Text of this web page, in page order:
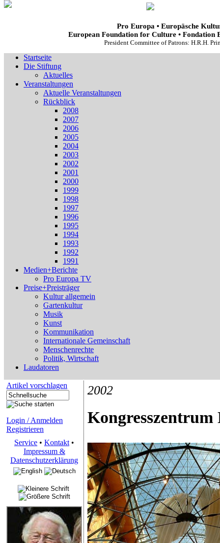
Pro Europa • Europäsche
European Foundation for Culture • Fondation
President Committee of Patrons: H.R.H.
Startseite
Die Stiftung
Aktuelles
Veranstaltungen
Aktuelle Veranstaltungen
Rückblick
2008
2007
2006
2005
2004
2003
2002
2001
2000
1999
1998
1997
1996
1995
1994
1993
1992
1991
Medien+Berichte
Pro Europa TV
Preise+Preisträger
Kultur allgemein
Gartenkultur
Musik
Kunst
Kommunikation
Internationale Gemeinschaft
Menschenrechte
Politik, Wirtschaft
Laudatoren
Artikel vorschlagen
Login / Anmelden
Registrieren
Service • Kontakt •
Impressum &
Datenschutzerklärung
2002